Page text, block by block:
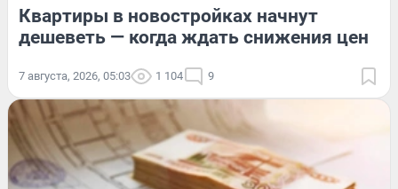
Квартиры в новостройках начнут
дешеветь — когда ждать снижения цен
7 августа, 2026, 05:03 1 104 9